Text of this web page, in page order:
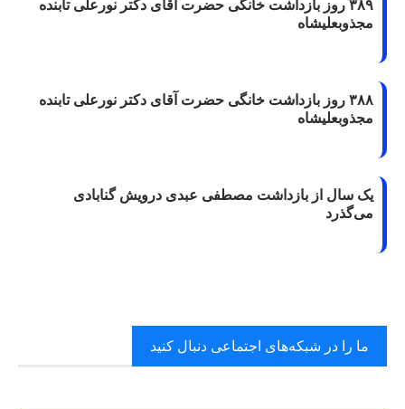
۳۸۹ روز بازداشت خانگی حضرت آقای دکتر نورعلی تابنده
مجذوبعلیشاه
۳۸۸ روز بازداشت خانگی حضرت آقای دکتر نورعلی تابنده
مجذوبعلیشاه
یک سال از بازداشت مصطفی عبدی درویش گنابادی
می‌گذرد
ما را در شبکه‌های اجتماعی دنبال کنید